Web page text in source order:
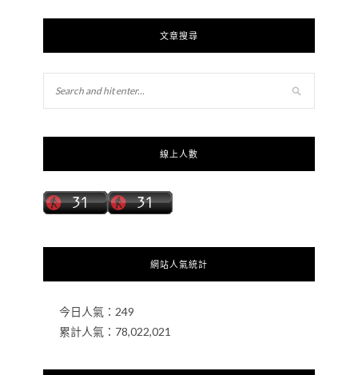
文章搜尋
線上人數
網站人氣統計
今日人氣： 249
累計人氣： 78,022,021